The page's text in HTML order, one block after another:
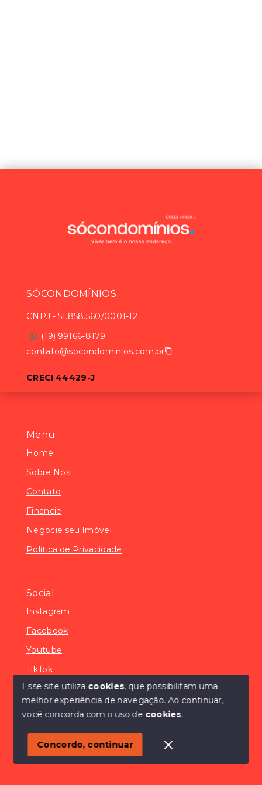
Menu
Home
Sobre Nós
Contato
Financie
Negocie seu Imóvel
Política de Privacidade
Social
Instagram
Facebook
Youtube
TikTok
© Copyright 2026 - SÓCONDOMÍNIOS - Todos os
SITE PARA IMOBILIARIA
SÓCONDOMÍNIOS
CNPJ - 51.858.560/0001-12
(19) 99166-8179
contato@socondominios.com.br
CRECI 44429-J
Esse site utiliza cookies, que possibilitam uma
melhor experiência de navegação.Ao continuar,
você concorda com o uso de cookies.
Concordo, continuar